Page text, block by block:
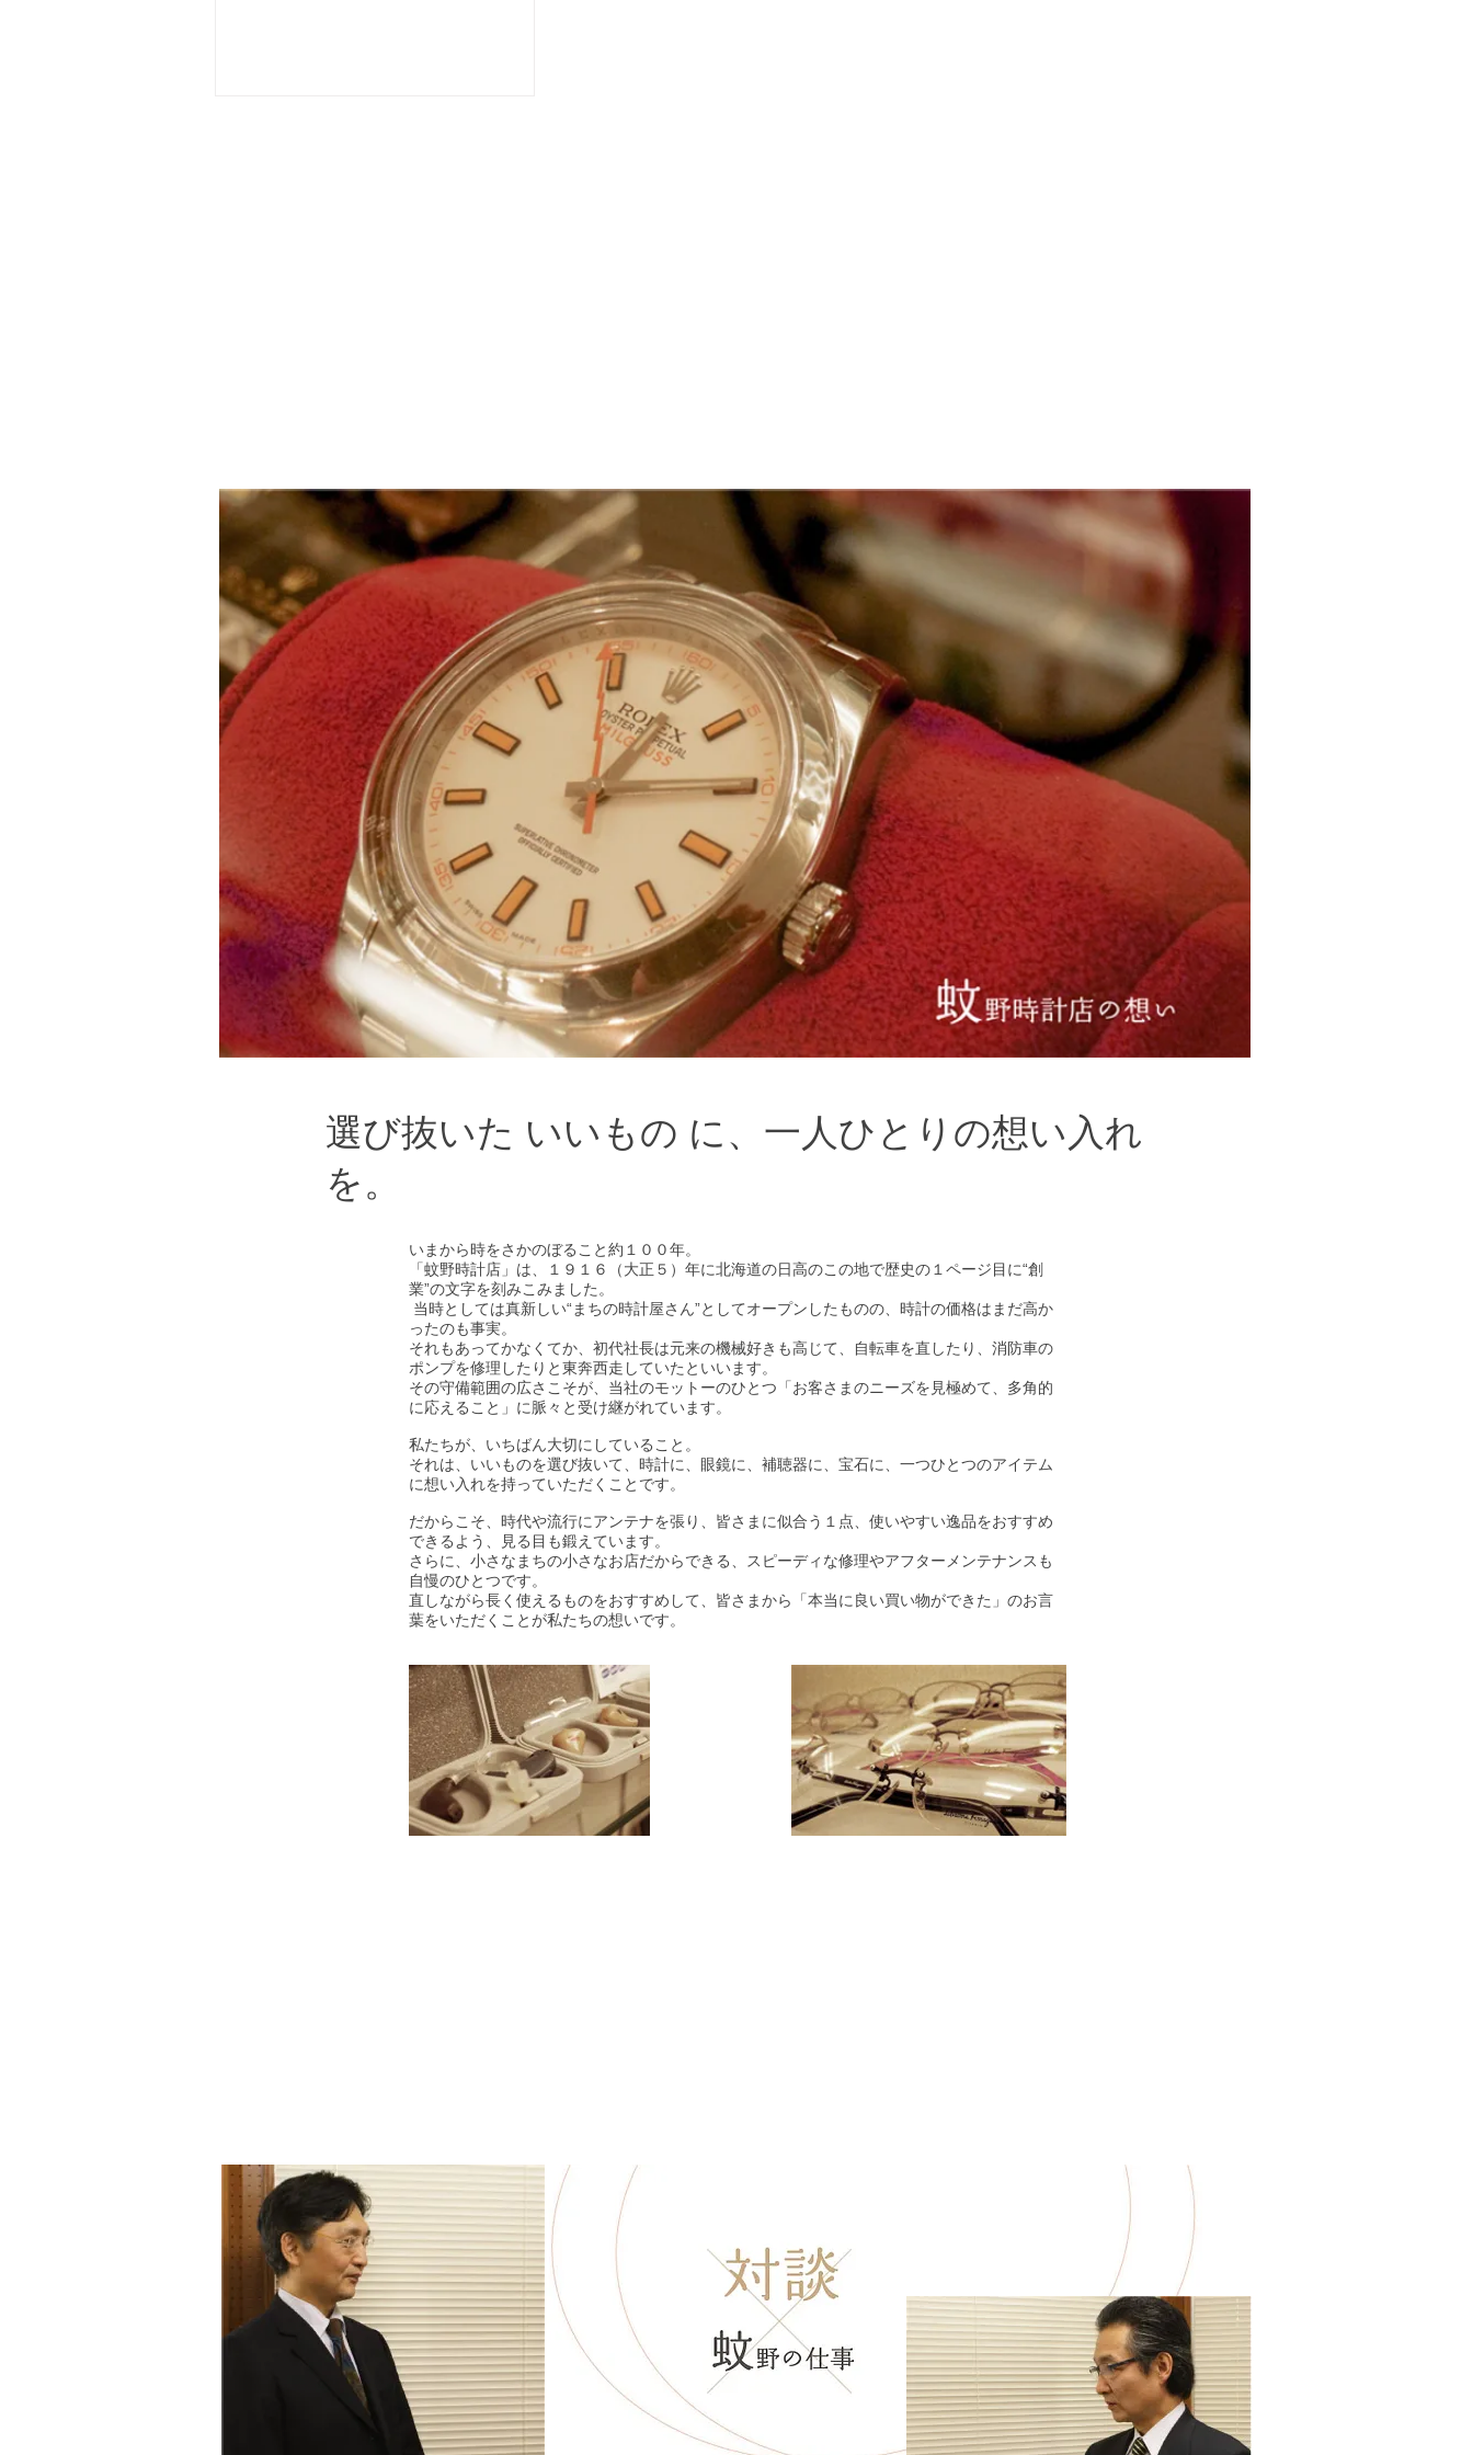
選び抜いた いいもの に、一人ひとりの想い入れ
を。
いまから時をさかのぼること約１００年。
「蚊野時計店」は、１９１６（大正５）年に北海道の日高のこの地で歴史の１ページ目に“創
業”の文字を刻みこみました。
当時としては真新しい“まちの時計屋さん”としてオープンしたものの、時計の価格はまだ高か
ったのも事実。
それもあってかなくてか、初代社長は元来の機械好きも高じて、自転車を直したり、消防車の
ポンプを修理したりと東奔西走していたといいます。
その守備範囲の広さこそが、当社のモットーのひとつ「お客さまのニーズを見極めて、多角的
に応えること」に脈々と受け継がれています。
私たちが、いちばん大切にしていること。
それは、いいものを選び抜いて、時計に、眼鏡に、補聴器に、宝石に、一つひとつのアイテム
に想い入れを持っていただくことです。
だからこそ、時代や流行にアンテナを張り、皆さまに似合う１点、使いやすい逸品をおすすめ
できるよう、見る目も鍛えています。
さらに、小さなまちの小さなお店だからできる、スピーディな修理やアフターメンテナンスも
自慢のひとつです。
直しながら長く使えるものをおすすめして、皆さまから「本当に良い買い物ができた」のお言
葉をいただくことが私たちの想いです。